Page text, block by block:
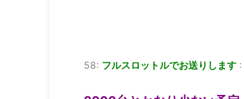
58: フルスロットルでお送りします :